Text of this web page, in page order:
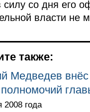
силу со дня его
власти не
также:
Медведев внёс
2008 года